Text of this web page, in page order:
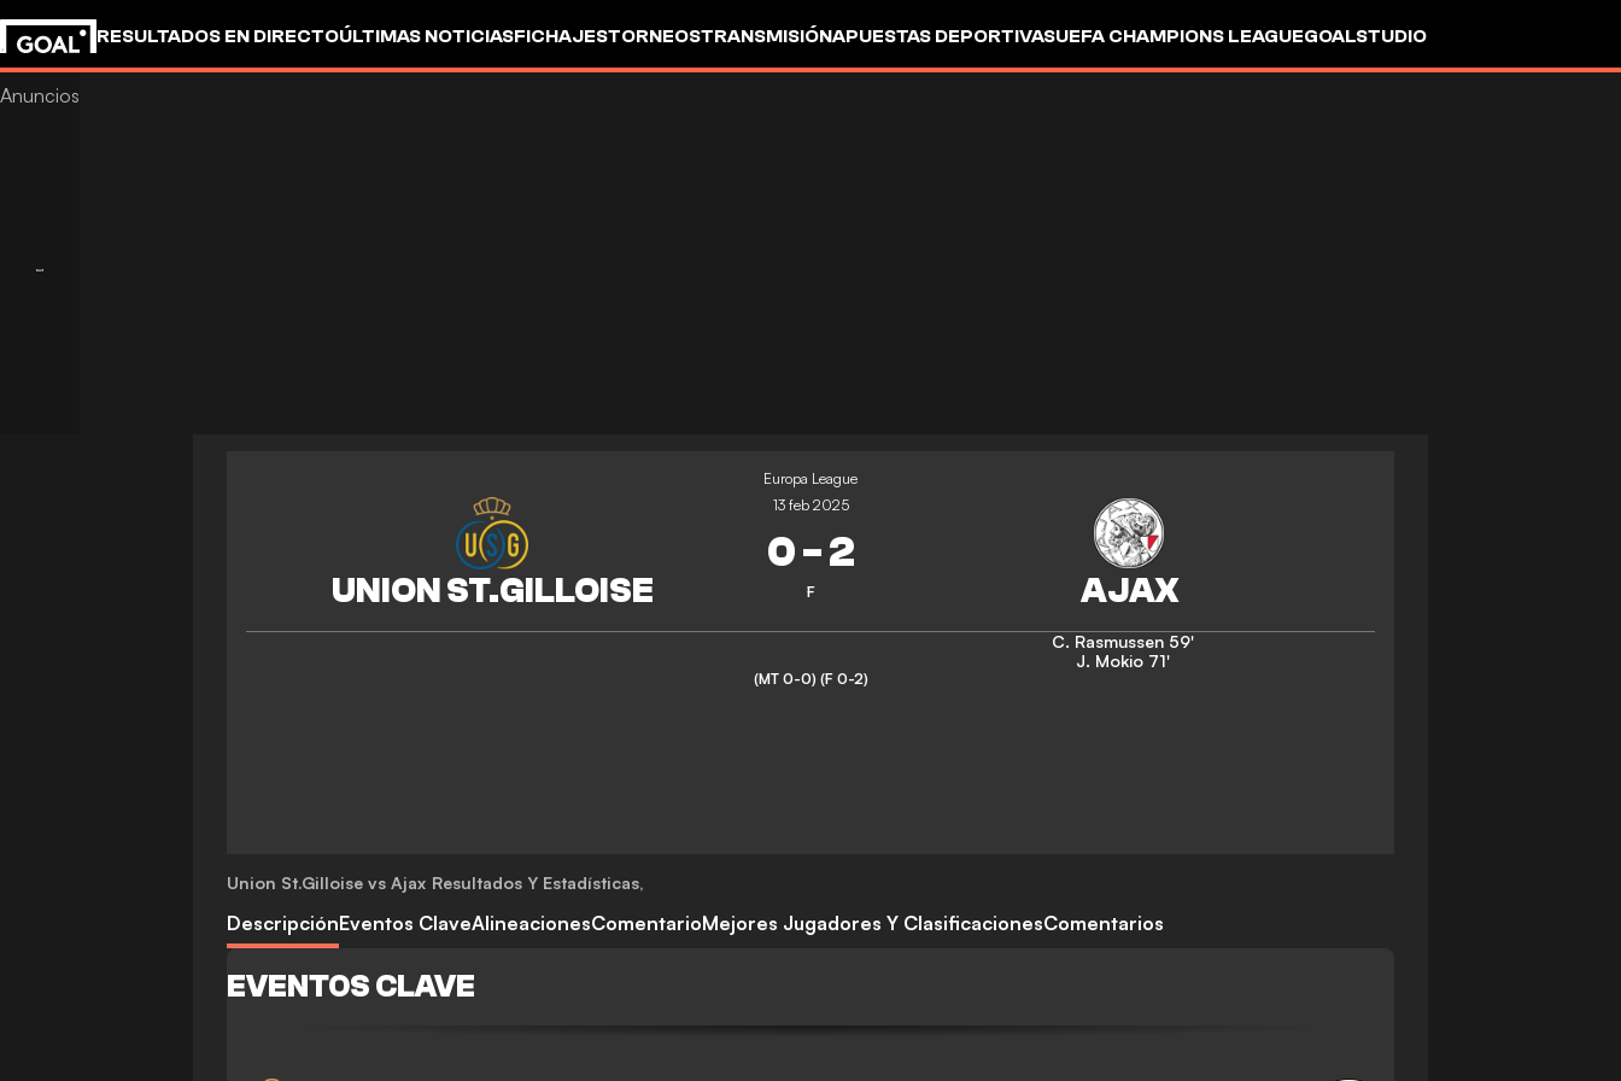
RESULTADOS EN DIRECTOÚLTIMAS NOTICIASFICHAJESTORNEOSTRANSMISIÓNAPUESTAS DEPORTIVASUEFA CHAMPIONS LEAGUEGOALSTUDIO
Europa League
13 feb 2025
0-2
F
C. Rasmussen 59'
J. Mokio 71'
(MT 0-0) (F 0-2)
Union St.Gilloise vs Ajax Resultados Y Estadísticas,
DescripciónEventos ClaveAlineacionesComentarioMejores Jugadores Y ClasificacionesComentarios
EVENTOS CLAVE